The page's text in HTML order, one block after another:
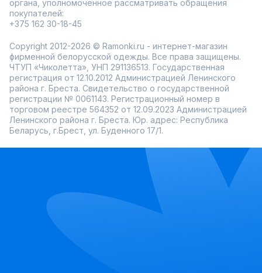
органа, уполномоченное рассматривать обращения
покупателей:
+375 162 30-18-45
Copyright 2012-2026 © Ramonki.ru - интернет-магазин
фирменной белорусской одежды. Все права защищены.
ЧТУП «Чиколетта», УНП 291136513. Государственная
регистрация от 12.10.2012 Администрацией Ленинского
района г. Бреста. Свидетельство о государственной
регистрации № 0061143. Регистрационный номер в
торговом реестре 564352 от 12.09.2023 Администрацией
Ленинского района г. Бреста. Юр. адрес: Республика
Беларусь, г.Брест, ул. Буденного 17/1.